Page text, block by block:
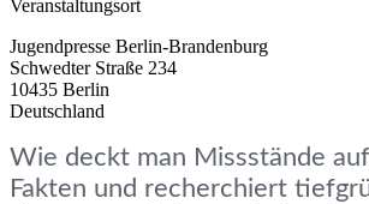
Veranstaltungsort
Jugendpresse Berlin-Brandenburg
Schwedter Straße 234
10435 Berlin
Deutschland
Wie deckt man Missstände
Fakten und recherchiert